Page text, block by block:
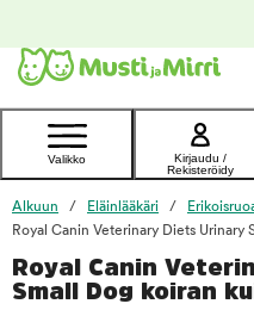
Ota yhteyttä
asiakaspalveluun
Valikko
Kirjaudu /
Rekisteröidy
Alkuun Eläinlääkäri
Royal Canin Veterinary Diets Urinary
Royal Canin
Small Dog koiran
foo